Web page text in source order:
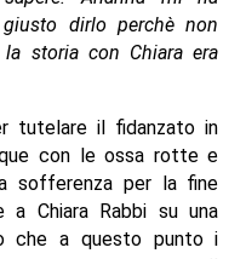
dirlo perchè non
storia con Chiara era
tutelare il fidanzato in
con le ossa rotte e
sofferenza per la fine
Chiara Rabbi su una
che a questo punto i